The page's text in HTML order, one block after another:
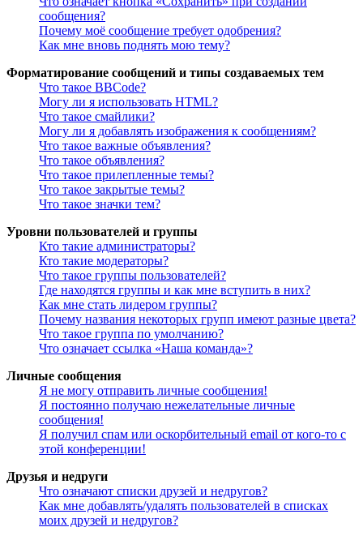
сообщения?
Почему моё сообщение требует одобрения?
Как мне вновь поднять мою тему?
Форматирование сообщений и типы создаваемых тем
Что такое BBCode?
Могу ли я использовать HTML?
Что такое смайлики?
Могу ли я добавлять изображения к сообщениям?
Что такое важные объявления?
Что такое объявления?
Что такое прилепленные темы?
Что такое закрытые темы?
Что такое значки тем?
Уровни пользователей и группы
Кто такие администраторы?
Кто такие модераторы?
Что такое группы пользователей?
Где находятся группы и как мне вступить в них?
Как мне стать лидером группы?
Почему названия некоторых групп имеют разные цвета?
Что такое группа по умолчанию?
Что означает ссылка «Наша команда»?
Личные сообщения
Я не могу отправить личные сообщения!
Я постоянно получаю нежелательные личные
сообщения!
Я получил спам или оскорбительный email от кого-то с
этой конференции!
Друзья и недруги
Что означают списки друзей и недругов?
Как мне добавлять/удалять пользователей в списках
моих друзей и недругов?